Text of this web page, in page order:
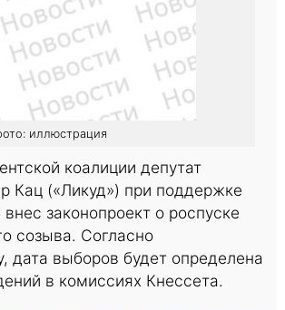
иллюстрация
коалиции депутат
Кац («Ликуд») при поддержке
внес законопроект о роспуске
созыва. Согласно
дата выборов будет определена
в комиссиях Кнессета.